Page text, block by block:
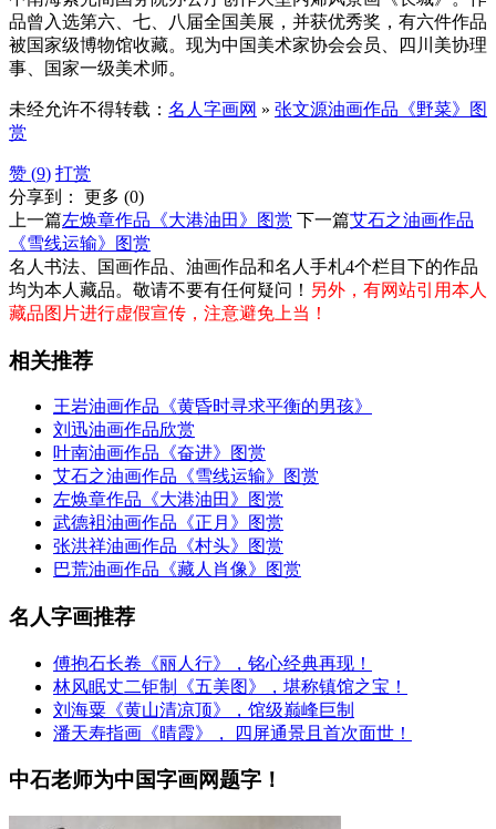
品曾入选第六、七、八届全国美展，并获优秀奖，有六件作品
被国家级博物馆收藏。现为中国美术家协会会员、四川美协理
事、国家一级美术师。
未经允许不得转载： 名人字画网 » 张文源油画作品《野菜》图
赏
赞 (9) 打赏
分享到： 更多 (0)
上一篇左焕章作品《大港油田》图赏 下一篇艾石之油画作品
《雪线运输》图赏
名人书法、国画作品、油画作品和名人手札4个栏目下的作品
均为本人藏品。敬请不要有任何疑问！ 另外，有网站引用本人
藏品图片进行虚假宣传，注意避免上当！
相关推荐
王岩油画作品《黄昏时寻求平衡的男孩》
刘迅油画作品欣赏
叶南油画作品《奋进》图赏
艾石之油画作品《雪线运输》图赏
左焕章作品《大港油田》图赏
武德袓油画作品《正月》图赏
张洪祥油画作品《村头》图赏
巴荒油画作品《藏人肖像》图赏
名人字画推荐
傅抱石长卷《丽人行》，铭心经典再现！
林风眠丈二钜制《五美图》，堪称镇馆之宝！
刘海粟《黄山清凉顶》，馆级巅峰巨制
潘天寿指画《晴霞》， 四屏通景且首次面世！
中石老师为中国字画网题字！